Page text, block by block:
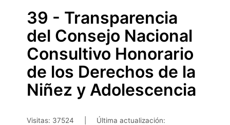
39 - Transparencia
del Consejo Nacional
Consultivo Honorario
de los Derechos de la
Niñez y Adolescencia
Visitas: 37524
Última actualización: